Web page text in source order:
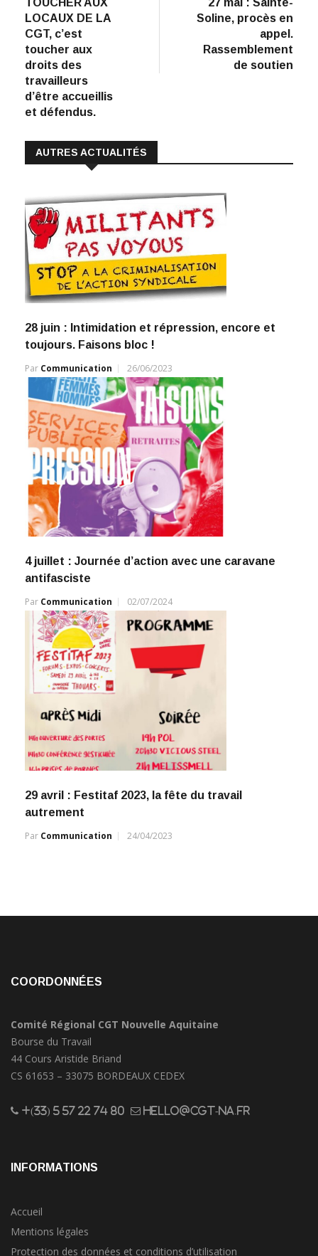
b
o
o
k
e y
Li
n
de
l’article
LOCAUX DE LA
CGT, c’est
toucher aux
droits des
travailleurs
d’être accueillis
et défendus.
Soline, procès en
appel.
Rassemblement
de soutien
AUTRES ACTUALITÉS
28 juin : Intimidation et répression, encore et
toujours. Faisons bloc !
Par Communication 26/06/2023
4 juillet : Journée d’action avec une caravane
antifasciste
Par Communication 02/07/2024
29 avril : Festitaf 2023, la fête du travail
autrement
Par Communication 24/04/2023
COORDONNÉES
Comité Régional CGT Nouvelle Aquitaine
Bourse du Travail
44 Cours Aristide Briand
CS 61653 – 33075 BORDEAUX CEDEX
+(33) 5 57 22 74 80 hello@cgt-na.fr
INFORMATIONS
Accueil
Mentions légales
Protection des données et conditions d’utilisation